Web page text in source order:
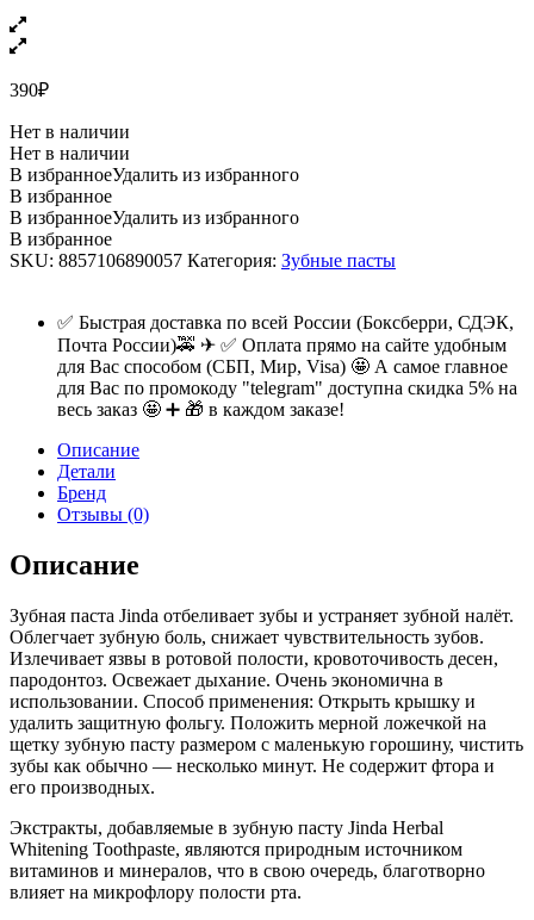
390₽
Нет в наличии
Нет в наличии
В избранноеУдалить из избранного
В избранное
В избранноеУдалить из избранного
В избранное
SKU: 8857106890057 Категория: Зубные пасты
✅ Быстрая доставка по всей России (Боксберри, СДЭК,
Почта России)🚕 ✈ ✅ Оплата прямо на сайте удобным
для Вас способом (СБП, Мир, Visa) 🤩 А самое главное
для Вас по промокоду "telegram" доступна скидка 5% на
весь заказ 🤩 ➕ 🎁 в каждом заказе!
Описание
Детали
Бренд
Отзывы (0)
Описание
Зубная паста Jinda отбеливает зубы и устраняет зубной налёт.
Облегчает зубную боль, снижает чувствительность зубов.
Излечивает язвы в ротовой полости, кровоточивость десен,
пародонтоз. Освежает дыхание. Очень экономична в
использовании. Способ применения: Открыть крышку и
удалить защитную фольгу. Положить мерной ложечкой на
щетку зубную пасту размером с маленькую горошину, чистить
зубы как обычно — несколько минут. Не содержит фтора и
его производных.
Экстракты, добавляемые в зубную пасту Jinda Herbal
Whitening Toothpaste, являются природным источником
витаминов и минералов, что в свою очередь, благотворно
влияет на микрофлору полости рта.